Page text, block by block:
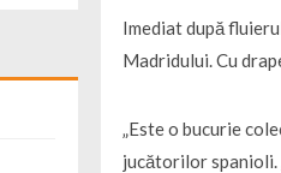
Imediat după
Madridului. Cu
„Este o bucurie
jucătorilor spanioli.